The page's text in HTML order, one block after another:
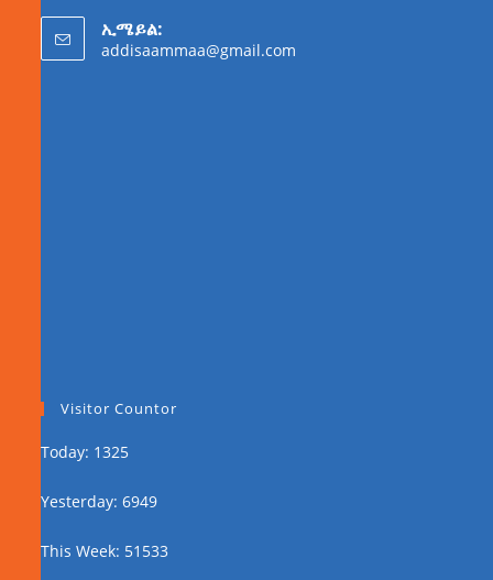
ኢሜይል:
addisaammaa@gmail.com
Visitor Countor
Today: 1325
Yesterday: 6949
This Week: 51533